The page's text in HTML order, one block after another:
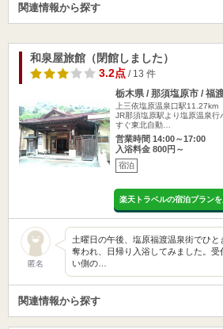
関連情報から探す
和泉屋旅館（閉館しました）
3.2点/ 13 件
栃木県 / 那須塩原市 / 福
上三依塩原温泉口駅11.27km
JR那須塩原駅より塩原温泉
すぐ東北自動…
営業時間 14:00～17:00
入浴料金 800円～
宿泊
楽天トラベルの宿泊プランを
匿名
土曜日の午後、塩原福渡温泉街でひ
奪われ、日帰り入浴してみました。
い側の…
関連情報から探す